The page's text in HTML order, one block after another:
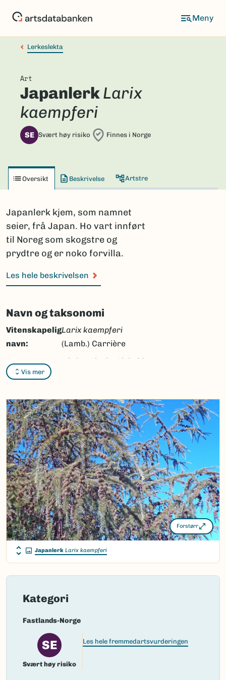
Lerkeslekta
Art
JapanlerkLarix
kaempferi
SE Svært høy risiko Finnes i Norge
Oversikt Beskrivelse Artstre
Japanlerk kjem, som namnet
seier, frå Japan. Ho vart innført
til Noreg som skogstre og
prydtre og er noko forvilla.
Les hele beskrivelsen
Navn og taksonomi
Vis mer
Vitenskapelig
navn:
Larix kaempferi
(Lamb.) Carrière
Synonymer:
Larix leptolepis
(Siebold
Nynorsk:japanlerk
Nordsamisk/Davvisámegiella:Ingen
Vitenskapelig navn ID:103803
Takson ID:134043
Gå til Nortaxa for flere detaljer
(Ekstern lenke)
Forstørr
Japanlerk Larix kaempferi
Kategori
Fastlands-Norge
SE
Svært høy risiko
Les hele fremmedartsvurderingen